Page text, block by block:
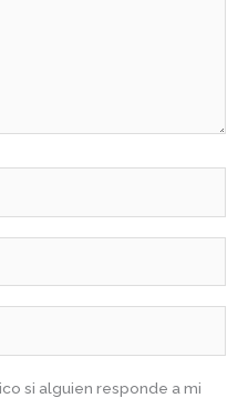
si alguien responde a mi